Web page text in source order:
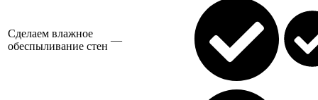
Сделаем влажное
обеспыливание стен
—